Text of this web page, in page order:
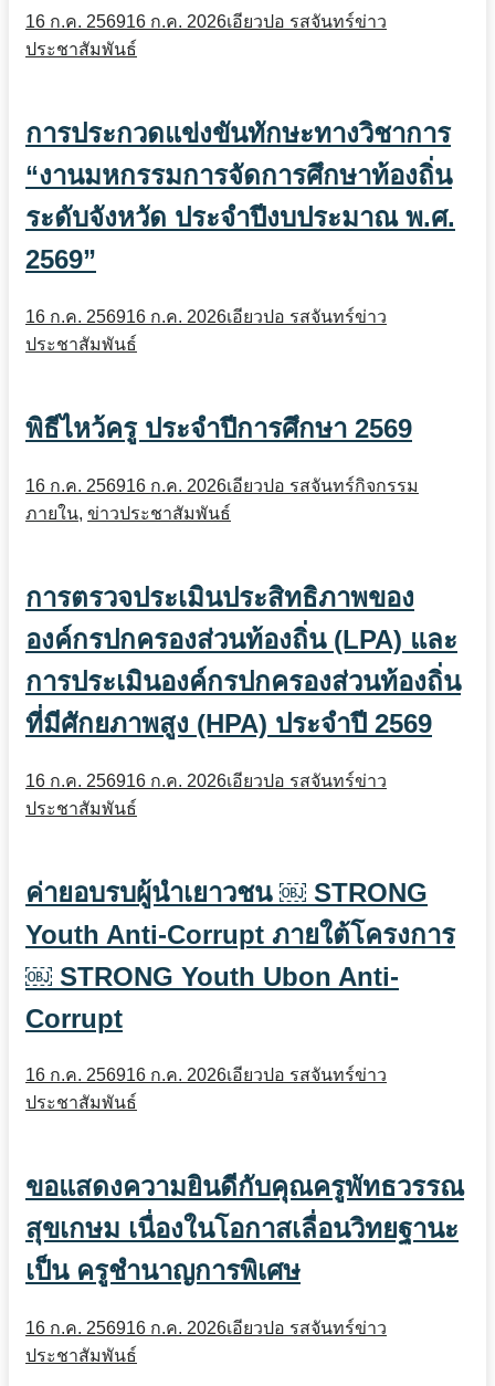
16 ก.ค. 256916 ก.ค. 2026เอียวปอ รสจันทร์ข่าว
ประชาสัมพันธ์
การประกวดแข่งขันทักษะทางวิชาการ
“งานมหกรรมการจัดการศึกษาท้องถิ่น
ระดับจังหวัด ประจำปีงบประมาณ พ.ศ.
2569”
16 ก.ค. 256916 ก.ค. 2026เอียวปอ รสจันทร์ข่าว
ประชาสัมพันธ์
พิธีไหว้ครู ประจำปีการศึกษา 2569
16 ก.ค. 256916 ก.ค. 2026เอียวปอ รสจันทร์กิจกรรม
ภายใน, ข่าวประชาสัมพันธ์
การตรวจประเมินประสิทธิภาพของ
องค์กรปกครองส่วนท้องถิ่น (LPA) และ
การประเมินองค์กรปกครองส่วนท้องถิ่น
ที่มีศักยภาพสูง (HPA) ประจำปี 2569
16 ก.ค. 256916 ก.ค. 2026เอียวปอ รสจันทร์ข่าว
ประชาสัมพันธ์
ค่ายอบรบผู้นำเยาวชน ￼ STRONG
Youth Anti-Corrupt ภายใต้โครงการ
￼ STRONG Youth Ubon Anti-
Corrupt
16 ก.ค. 256916 ก.ค. 2026เอียวปอ รสจันทร์ข่าว
ประชาสัมพันธ์
ขอแสดงความยินดีกับคุณครูพัทธวรรณ
สุขเกษม เนื่องในโอกาสเลื่อนวิทยฐานะ
เป็น ครูชำนาญการพิเศษ
16 ก.ค. 256916 ก.ค. 2026เอียวปอ รสจันทร์ข่าว
ประชาสัมพันธ์